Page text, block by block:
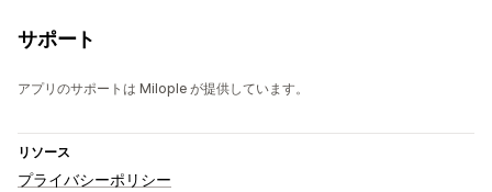
サポート
アプリのサポートは Milople が提供しています。
リソース
プライバシーポリシー